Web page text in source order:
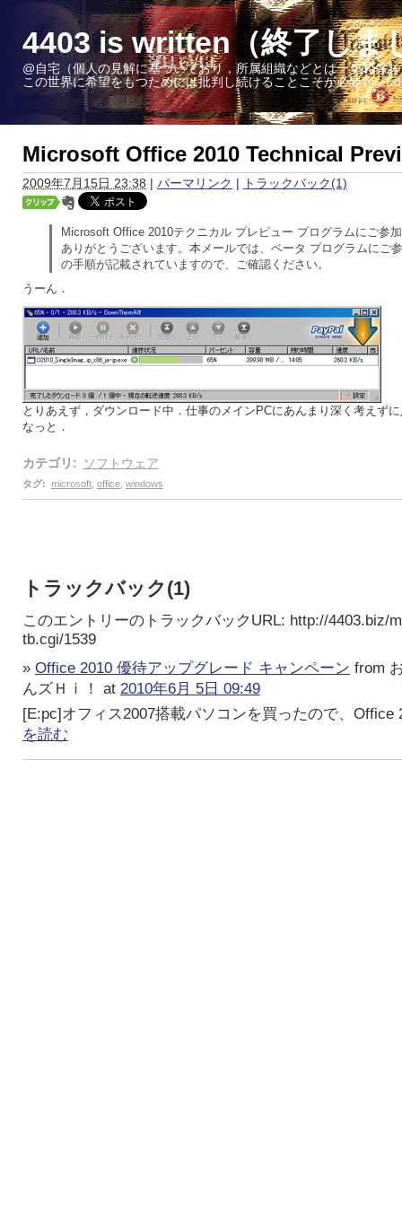
4403 is written（終了しま
@自宅（個人の見解に基づいており，所属組織などとは一切関係
この世界に希望をもつためには批判し続けることこそが必要だ -
Microsoft Office 2010 Technical
2009年7月15日 23:38 | パーマリンク | トラックバック(1)
Microsoft Office 2010テクニカル プレビュー プログラムにご参
ありがとうございます。本メールでは、ベータ プログラムにご
の手順が記載されていますので、ご確認ください。
うーん．
とりあえず，ダウンロード中．仕事のメインPCにあんまり深く考えず
なっと．
カテゴリ : ソフトウェア
タグ: microsoft, office, windows
トラックバック(1)
このエントリーのトラックバックURL: http://4403.biz/
tb.cgi/1539
» Office 2010 優待アップグレード キャンペーン from
んズＨｉ！ at 2010年6月 5日 09:49
[E:pc]オフィス2007搭載パソコンを買ったので、Office
を読む